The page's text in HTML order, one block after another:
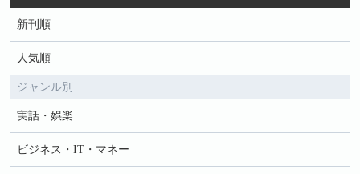
新刊順
人気順
ジャンル別
実話・娯楽
ビジネス・IT・マネー